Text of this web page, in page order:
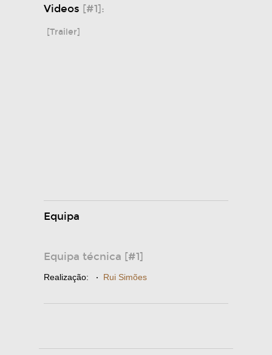
Videos [#1]:
[Trailer]
Equipa
Equipa técnica [#1]
Realização: · Rui Simões